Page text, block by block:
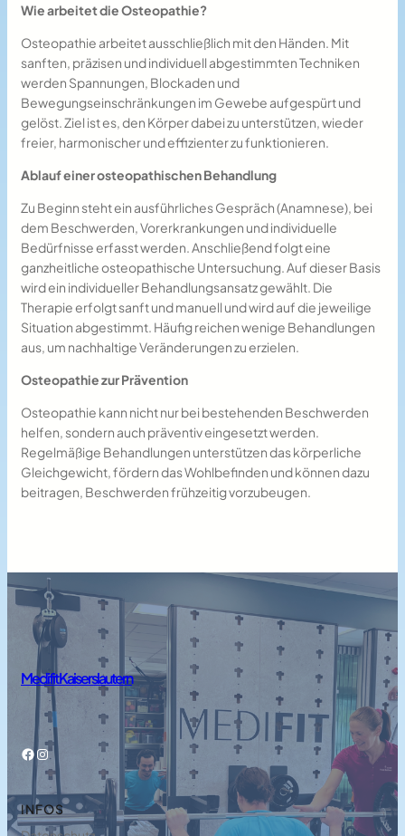
Wie arbeitet die Osteopathie?
Osteopathie arbeitet ausschließlich mit den Händen. Mit
sanften, präzisen und individuell abgestimmten Techniken
werden Spannungen, Blockaden und
Bewegungseinschränkungen im Gewebe aufgespürt und
gelöst. Ziel ist es, den Körper dabei zu unterstützen, wieder
freier, harmonischer und effizienter zu funktionieren.
Ablauf einer osteopathischen Behandlung
Zu Beginn steht ein ausführliches Gespräch (Anamnese), bei
dem Beschwerden, Vorerkrankungen und individuelle
Bedürfnisse erfasst werden. Anschließend folgt eine
ganzheitliche osteopathische Untersuchung. Auf dieser Basis
wird ein individueller Behandlungsansatz gewählt. Die
Therapie erfolgt sanft und manuell und wird auf die jeweilige
Situation abgestimmt. Häufig reichen wenige Behandlungen
aus, um nachhaltige Veränderungen zu erzielen.
Osteopathie zur Prävention
Osteopathie kann nicht nur bei bestehenden Beschwerden
helfen, sondern auch präventiv eingesetzt werden.
Regelmäßige Behandlungen unterstützen das körperliche
Gleichgewicht, fördern das Wohlbefinden und können dazu
beitragen, Beschwerden frühzeitig vorzubeugen.
Medifit Kaiserslautern
Facebook Instagram
INFOS